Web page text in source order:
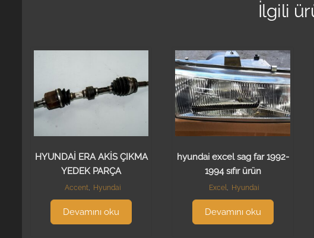
İlgili
HYUNDAİ ERA AKİS ÇIKMA
YEDEK PARÇA
Accent, Hyundai
Devamını oku
hyundai excel sag far 1992-
1994 sıfır ürün
Excel, Hyundai
Devamını oku